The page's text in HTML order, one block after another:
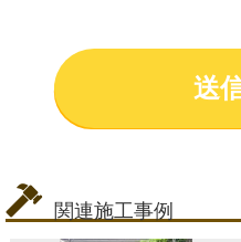
関連施工事例